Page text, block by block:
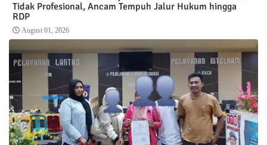
Tidak Profesional, Ancam Tempuh Jalur Hukum hingga
RDP
August 01, 2026